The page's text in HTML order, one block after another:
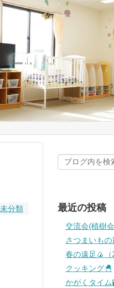
未分類 最近の投稿
交流会(植樹
さつまいもの
春の遠足🍙（
クッキング🐣
かがくタイム